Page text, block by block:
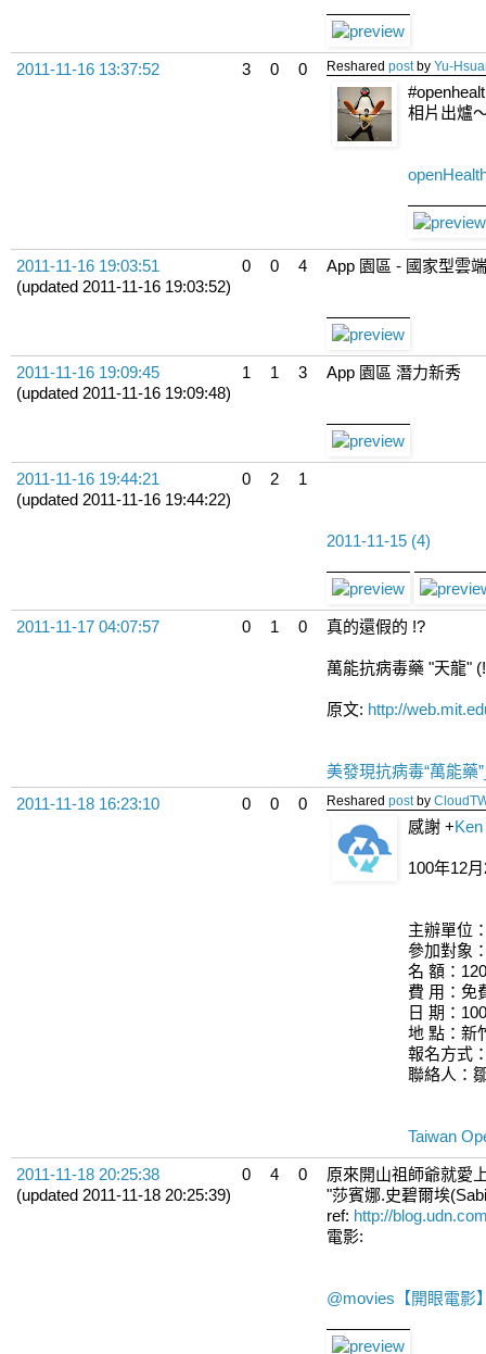
2011-11-16 13:37:52 3 0 0 Reshared postby Yu-
相片出爐
2011-11-16 19:03:51
(updated 2011-11-16 19:03:52)
0 0 4 App 園區 - 國家型雲
2011-11-16 19:09:45
(updated 2011-11-16 19:09:48)
1 1 3 App 園區 潛力新秀
2011-11-16 19:44:21
(updated 2011-11-16 19:44:22)
0 2 1
2011-11-15 (4)
2011-11-17 04:07:57 0 1 0 真的還假的 !?
萬能抗病毒藥 "天龍"
原文: http://
美發現抗病毒“萬能藥
2011-11-18 16:23:10
0 0 0 Reshared postby
感謝 +
100年12
主辦單位
參加對象
名 額：
費 用：免
日 期：
地 點：新
報名方式
聯絡人：
Taiwan
2011-11-18 20:25:38
(updated 2011-11-18 20:25:39)
0 4 0
原來開山祖師爺就愛
"莎賓娜.史碧爾埃
ref: http://
電影:
@movies【開眼電影